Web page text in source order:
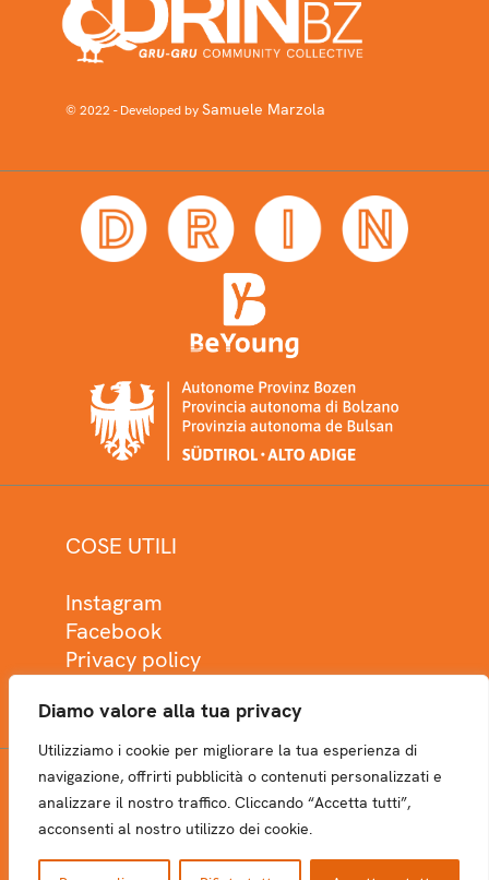
Diamo valore alla tua privacy
Utilizziamo i cookie per migliorare la tua esperienza di
navigazione, offrirti pubblicità o contenuti personalizzati e
analizzare il nostro traffico. Cliccando “Accetta tutti”,
acconsenti al nostro utilizzo dei cookie.
© 2022 - Developed bySamuele Marzola
COSE UTILI
Instagram
Facebook
Privacy policy
NEWSLETTER